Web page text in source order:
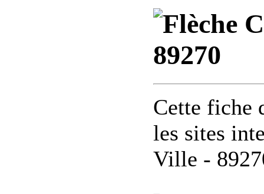
89270
Cette fiche
les sites
Ville -